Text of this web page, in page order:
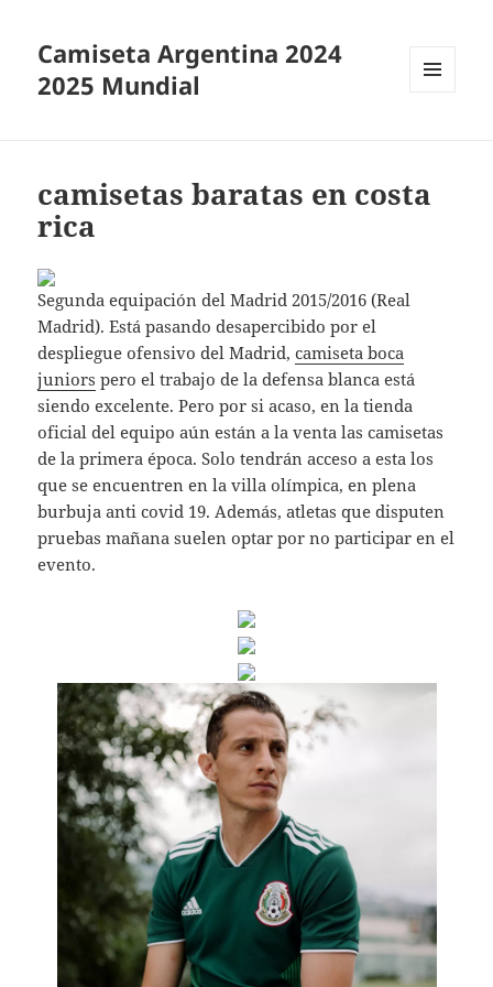
Camiseta Argentina 2024
2025 Mundial
camisetas baratas en costa
rica
Segunda equipación del Madrid 2015/2016 (Real
Madrid). Está pasando desapercibido por el
despliegue ofensivo del Madrid,camiseta boca
juniors pero el trabajo de la defensa blanca está
siendo excelente. Pero por si acaso, en la tienda
oficial del equipo aún están a la venta las camisetas
de la primera época. Solo tendrán acceso a esta los
que se encuentren en la villa olímpica, en plena
burbuja anti covid 19. Además, atletas que disputen
pruebas mañana suelen optar por no participar en el
evento.